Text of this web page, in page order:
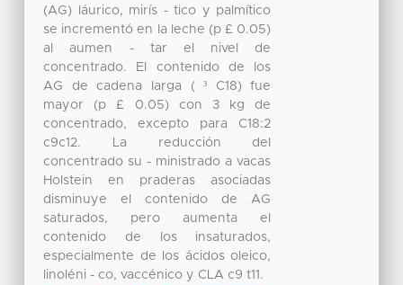
(AG) láurico, mirís - tico y palmítico
se incrementó en la leche (p £ 0.05)
al aumen - tar el nivel de
concentrado. El contenido de los
AG de cadena larga ( ³ C18) fue
mayor (p £ 0.05) con 3 kg de
concentrado, excepto para C18:2
c9c12. La reducción del
concentrado su - ministrado a vacas
Holstein en praderas asociadas
disminuye el contenido de AG
saturados, pero aumenta el
contenido de los insaturados,
especialmente de los ácidos oleico,
linoléni - co, vaccénico y CLA c9 t11.